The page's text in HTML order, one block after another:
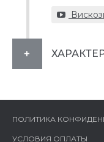
ПОЛИТИКА
УСЛОВИЯ ОПЛАТЫ